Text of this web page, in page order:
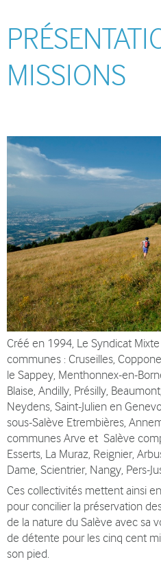
MISSIONS
Créé en 1994, Le Syndicat
communes : Cruseilles,
le Sappey, Menthonnex-en-
Blaise, Andilly, Présilly,
Neydens, Saint-Julien en
sous-Salève Etrembières,
communes Arve et Salève
Esserts, La Muraz, Reignier,
Dame, Scientrier, Nangy, Pers-
Ces collectivités mettent ainsi
pourconcilier la préservation
de la nature du Salève avec sa
de détente pour les cinq cent
son pied.